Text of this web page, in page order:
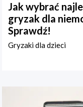
Jak wybrać
gryzak dla
Sprawdź!
Gryzaki dla dzieci